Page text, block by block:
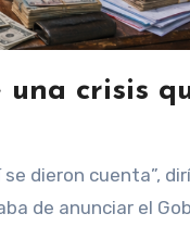
crisis
de anunciar el